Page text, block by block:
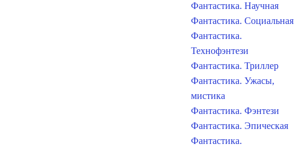
Фантастика. Научная
Фантастика. Социальная
Фантастика.
Технофэнтези
Фантастика. Триллер
Фантастика. Ужасы,
мистика
Фантастика. Фэнтези
Фантастика. Эпическая
Фантастика.